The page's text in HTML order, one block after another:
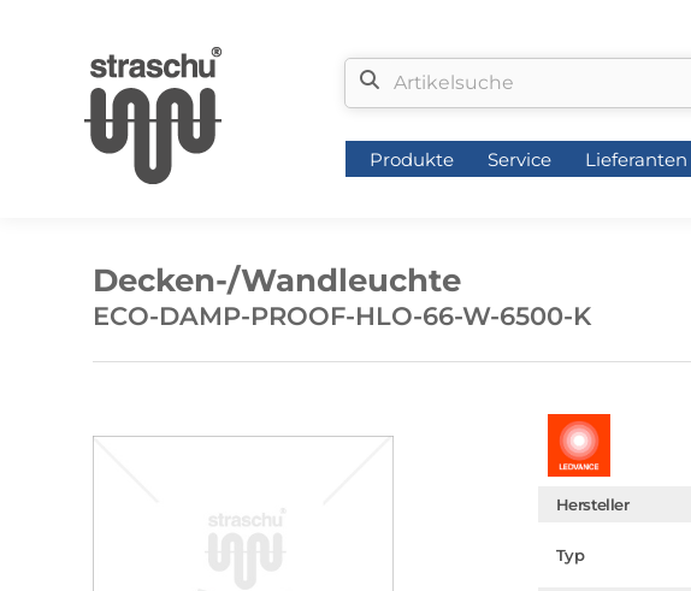
Produkte Service Lieferanten
Decken-/Wandleuchte
ECO-DAMP-PROOF-HLO-66-W-6500-K
Hersteller
Typ
Produkte Service Lieferanten